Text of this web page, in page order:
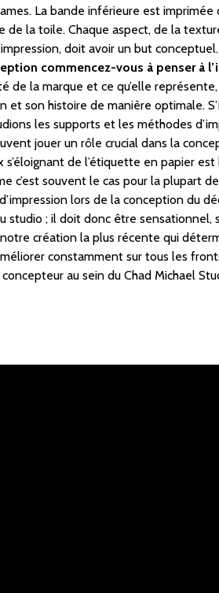
La bande inférieure est imprimée
la toile. Chaque aspect, de la
doit avoir un but conceptuel.
commencez-vous à penser à
de la marque et ce qu’elle
son histoire de manière optimale.
les supports et les méthodes
jouer un rôle crucial dans la
de l’étiquette en papier
c’est souvent le cas pour la plupart
lors de la conception du
studio ; il doit donc être sensationnel,
création la plus récente qui
constamment sur tous les
au sein du Chad Michael